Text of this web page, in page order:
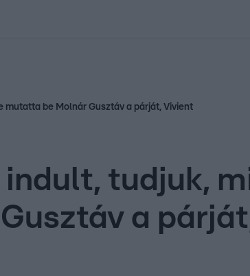
mutatta be Molnár Gusztáv a párját, Vivient
tudjuk,
a